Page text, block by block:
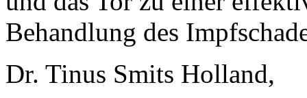
Behandlung des
Dr. Tinus Smits